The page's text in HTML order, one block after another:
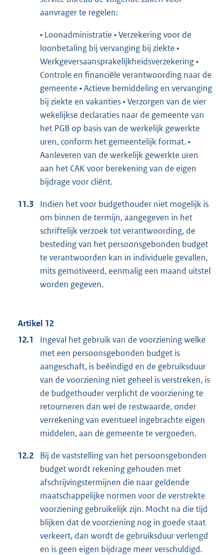
aanvrager te regelen:
• Loonadministratie • Verzekering voor de
loonbetaling bij vervanging bij ziekte •
Werkgeversaansprakelijkheidsverzekering •
Controle en financiële verantwoording naar de
gemeente • Actieve bemiddeling en vervanging
bij ziekte en vakanties • Verzorgen van de vier
wekelijkse declaraties naar de gemeente van
het PGB op basis van de werkelijk gewerkte
uren, conform het gemeentelijk format. •
Aanleveren van de werkelijk gewerkte uren
aan het CAK voor berekening van de eigen
bijdrage voor cliënt.
11.3
Indien het voor budgethouder niet mogelijk is
om binnen de termijn, aangegeven in het
schriftelijk verzoek tot verantwoording, de
besteding van het persoonsgebonden budget
te verantwoorden kan in individuele gevallen,
mits gemotiveerd, eenmalig een maand uitstel
worden gegeven.
Artikel 12
12.1
Ingeval het gebruik van de voorziening welke
met een persoonsgebonden budget is
aangeschaft, is beëindigd en de gebruiksduur
van de voorziening niet geheel is verstreken, is
de budgethouder verplicht de voorziening te
retourneren dan wel de restwaarde, onder
verrekening van eventueel ingebrachte eigen
middelen, aan de gemeente te vergoeden.
12.2
Bij de vaststelling van het persoonsgebonden
budget wordt rekening gehouden met
afschrijvingstermijnen die naar geldende
maatschappelijke normen voor de verstrekte
voorziening gebruikelijk zijn. Mocht na die tijd
blijken dat de voorziening nog in goede staat
verkeert, dan wordt de gebruiksduur verlengd
en is geen eigen bijdrage meer verschuldigd.